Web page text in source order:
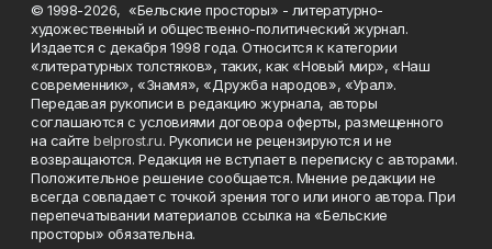
© 1998-2026, «Бельские просторы» - литературно-
художественный и общественно-политический журнал.
Издается с декабря 1998 года. Относится к категории
«литературных толстяков», таких, как «Новый мир», «Наш
современник», «Знамя», «Дружба народов», «Урал».
Передавая рукописи в редакцию журнала, авторы
соглашаются с условиями договора оферты, размещенного
на сайтеbelprost.ru. Рукописи не рецензируются и не
возвращаются. Редакция не вступает в переписку с авторами.
Положительное решение сообщается. Мнение редакции не
всегда совпадает с точкой зрения того или иного автора. При
перепечатывании материалов ссылка на «Бельские
просторы» обязательна.